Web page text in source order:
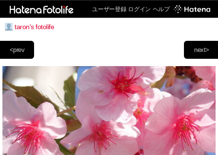
ユーザー登録 ログイン ヘルプ
taron's fotolife
next>
<prev